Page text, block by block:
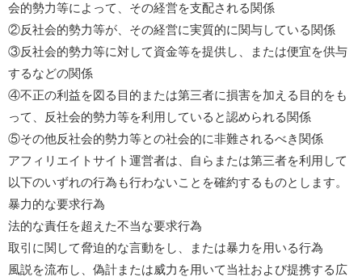
会的勢力等によって、その経営を支配される関係
②反社会的勢力等が、その経営に実質的に関与している関係
③反社会的勢力等に対して資金等を提供し、または便宜を供与
するなどの関係
④不正の利益を図る目的または第三者に損害を加える目的をも
って、反社会的勢力等を利用していると認められる関係
⑤その他反社会的勢力等との社会的に非難されるべき関係
アフィリエイトサイト運営者は、自らまたは第三者を利用して
以下のいずれの行為も行わないことを確約するものとします。
暴力的な要求行為
法的な責任を超えた不当な要求行為
取引に関して脅迫的な言動をし、または暴力を用いる行為
風説を流布し、偽計または威力を用いて当社および提携する広